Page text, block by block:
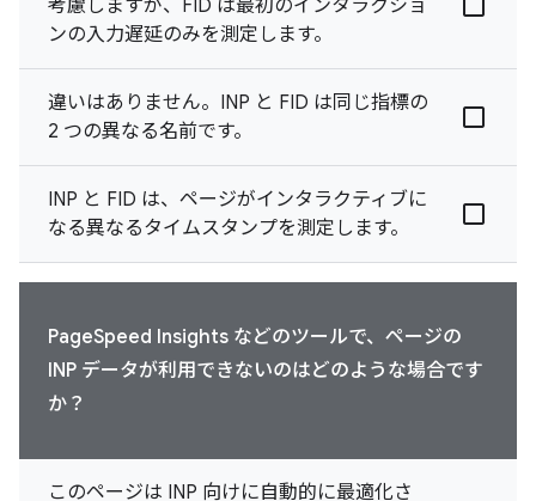
考慮しますが、FID は最初のインタラクショ
ンの入力遅延のみを測定します。
違いはありません。INP と FID は同じ指標の
2 つの異なる名前です。
INP と FID は、ページがインタラクティブに
なる異なるタイムスタンプを測定します。
PageSpeed Insights などのツールで、ページの
INP データが利用できないのはどのような場合です
か？
このページは INP 向けに自動的に最適化さ